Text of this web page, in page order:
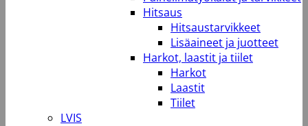
Hitsaus
Hitsaustarvikkeet
Lisäaineet ja juotteet
Harkot, laastit ja tiilet
Harkot
Laastit
Tiilet
LVIS